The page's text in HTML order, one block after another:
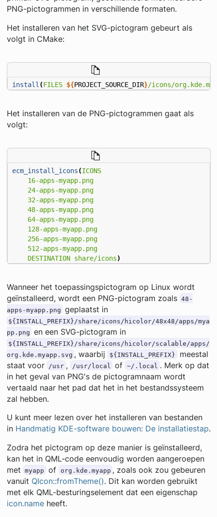
PNG-pictogrammen in verschillende formaten.
Het installeren van het SVG-pictogram gebeurt als
volgt in CMake:
install (FILES ${PROJECT_SOURCE_DIR}/icons/
Het installeren van de PNG-pictogrammen gaat als
volgt:
ecm_install_icons(ICONS
16-apps-myapp.png
24-apps-myapp.png
32-apps-myapp.png
48-apps-myapp.png
64-apps-myapp.png
128-apps-myapp.png
256-apps-myapp.png
512-apps-myapp.png
DESTINATION share/icons)
Wanneer het toepassingspictogram op Linux wordt
geïnstalleerd, wordt een PNG-pictogram zoals 48-
apps-myapp.png geplaatst in
${INSTALL_PREFIX}/share/icons/hicolor/48x48/apps/mya
pp.png en een SVG-pictogram in
${INSTALL_PREFIX}/share/icons/hicolor/scalable/apps/
org.kde.myapp.svg , waarbij ${INSTALL_PREFIX}
meestal
staat voor
/usr , /usr/local of ~/.local . Merk op dat
in het geval van PNG's de pictogramnaam wordt
vertaald naar het pad dat het in het bestandssysteem
zal hebben.
U kunt meer lezen over het installeren van bestanden
in Handmatig KDE-software bouwen: De installatiestap.
Zodra het pictogram op deze manier is geïnstalleerd,
kan het in QML-code eenvoudig worden aangeroepen
met
myapp of org.kde.myapp , zoals ook zou gebeuren
vanuit QIcon::fromTheme(). Dit kan worden gebruikt
met elk QML-besturingselement dat een eigenschap
icon.nameheeft.